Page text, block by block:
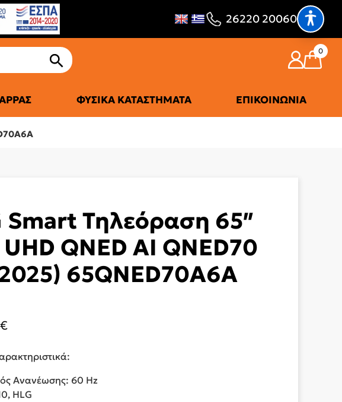
26220 20060
0
ΦΥΣΙΚΆ ΚΑΤΑΣΤΉΜΑΤΑ ΕΠΙΚΟΙΝΩΝΊΑ
Smart Τηλεόραση 65″
QNED AI QNED70
65QNED70A6A
€
Ανανέωσης: 60 Hz
HLG